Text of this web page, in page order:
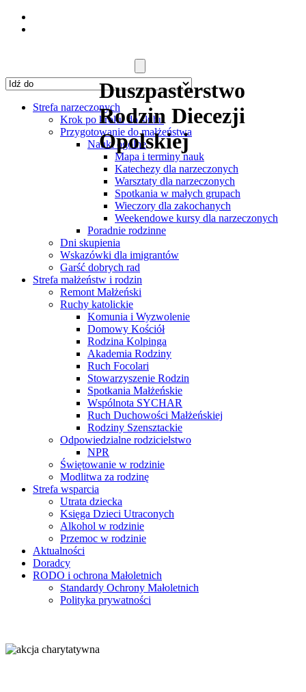
Duszpasterstwo
Rodzin Diecezji
Opolskiej
Strefa narzeczonych
Krok po kroku do ślubu
Przygotowanie do małżeństwa
Nauki ogólne
Mapa i terminy nauk
Katechezy dla narzeczonych
Warsztaty dla narzeczonych
Spotkania w małych grupach
Wieczory dla zakochanych
Weekendowe kursy dla narzeczonych
Poradnie rodzinne
Dni skupienia
Wskazówki dla imigrantów
Garść dobrych rad
Strefa małżeństw i rodzin
Remont Małżeński
Ruchy katolickie
Komunia i Wyzwolenie
Domowy Kościół
Rodzina Kolpinga
Akademia Rodziny
Ruch Focolari
Stowarzyszenie Rodzin
Spotkania Małżeńskie
Wspólnota SYCHAR
Ruch Duchowości Małżeńskiej
Rodziny Szensztackie
Odpowiedzialne rodzicielstwo
NPR
Świętowanie w rodzinie
Modlitwa za rodzinę
Strefa wsparcia
Utrata dziecka
Księga Dzieci Utraconych
Alkohol w rodzinie
Przemoc w rodzinie
Aktualności
Doradcy
RODO i ochrona Małoletnich
Standardy Ochrony Małoletnich
Polityka prywatności